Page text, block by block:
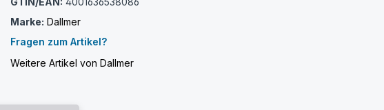
Marke: Dallmer
Fragen zum Artikel?
Weitere Artikel von Dallmer